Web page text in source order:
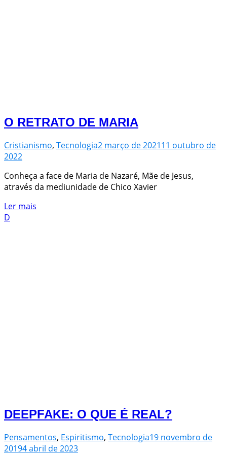
O RETRATO DE MARIA
Cristianismo, Tecnologia2 março de 202111 outubro de
2022
Conheça a face de Maria de Nazaré, Mãe de Jesus,
através da mediunidade de Chico Xavier
Ler mais
D
DEEPFAKE: O QUE É REAL?
Pensamentos, Espiritismo, Tecnologia19 novembro de
20194 abril de 2023